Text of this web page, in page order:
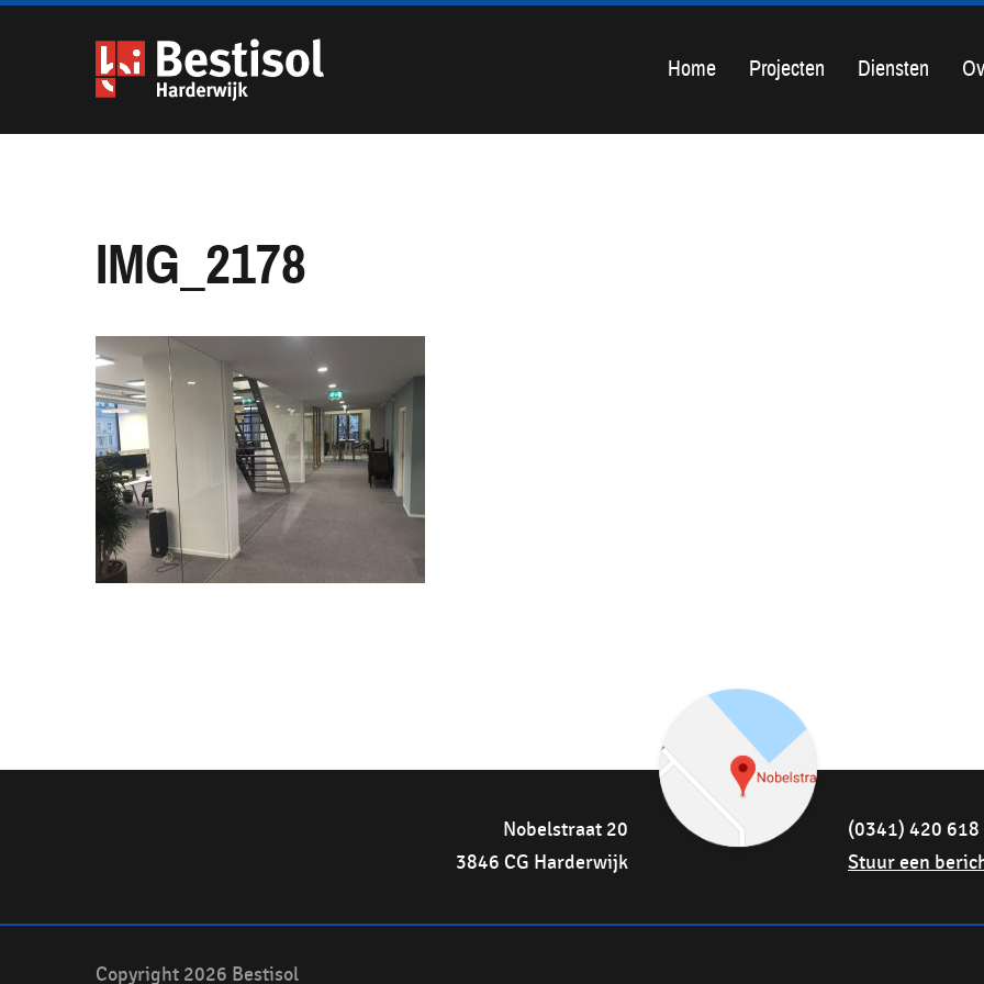
overslaan
Home Projecten Diensten
IMG_2178
Nobelstraat 20
3846 CG Harderwijk
(0341) 420 618
Stuur een
Copyright 2026 Bestisol